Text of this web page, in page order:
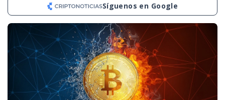
Síguenos en Google